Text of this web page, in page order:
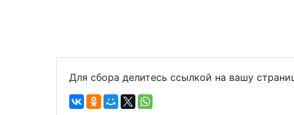
Для сбора делитесь ссылкой на вашу